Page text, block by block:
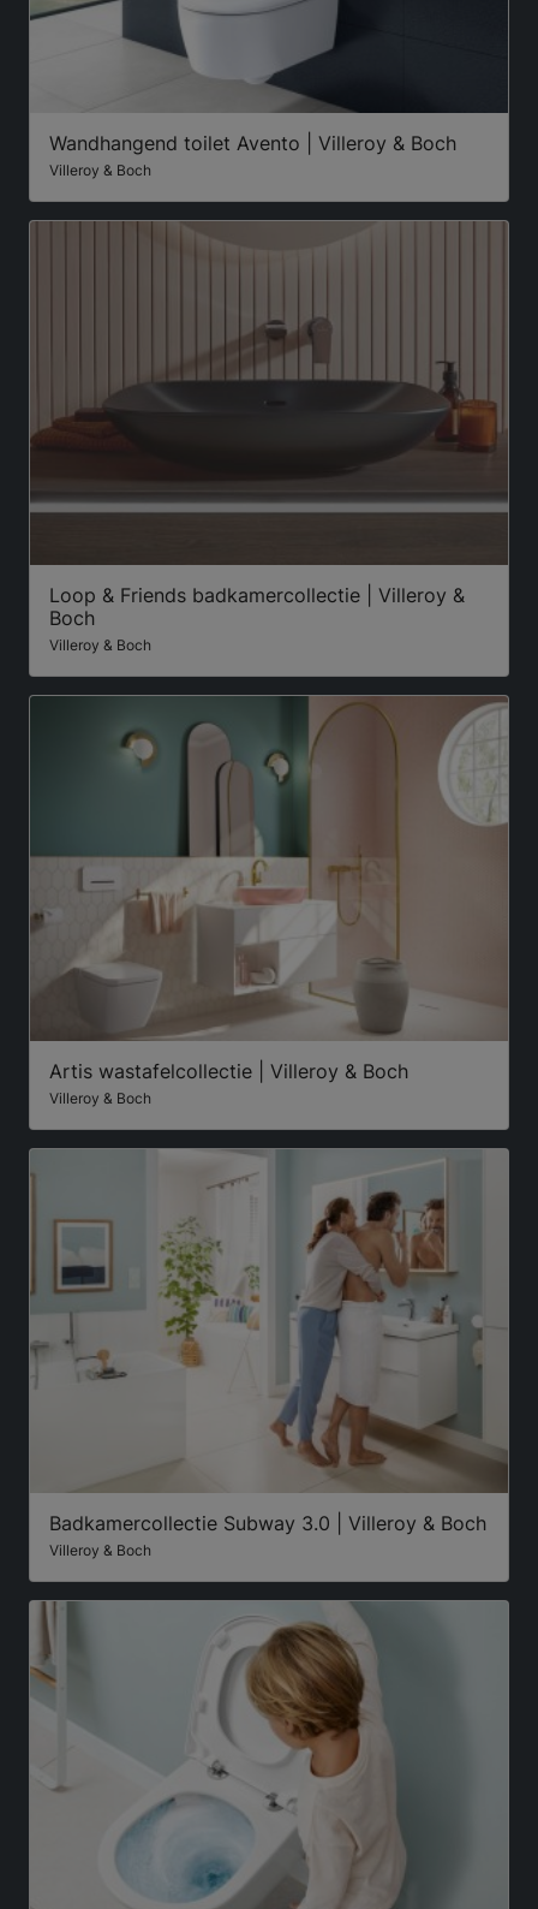
Wandhangend toilet Avento | Villeroy & Boch
Villeroy & Boch
Loop & Friends badkamercollectie | Villeroy &
Boch
Villeroy & Boch
Artis wastafelcollectie | Villeroy & Boch
Villeroy & Boch
Badkamercollectie Subway 3.0 | Villeroy & Boch
Villeroy & Boch